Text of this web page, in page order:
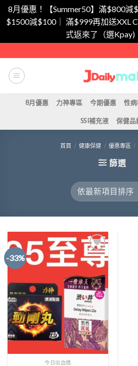
8月優惠！【Summer50】滿$800減
$1500減$100｜ 滿$999再加送XXL
式返來了（選Kpay)
to
content
8月優惠 力神專區 今期優惠 性病
SSI補充液 保健品
首頁 / 健康保健 / 優惠專區 /
篩選
-33%
Add to
Wishlist
今日出血價